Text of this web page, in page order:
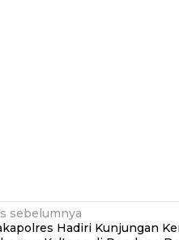
sebelumnya
Hadiri Kunjungan